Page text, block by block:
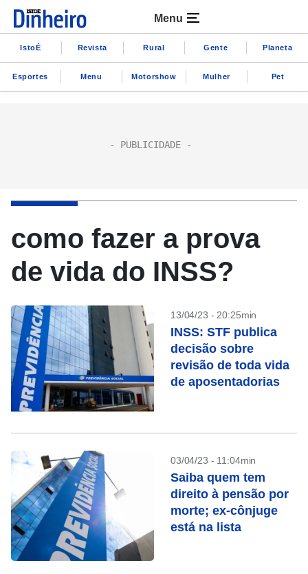
Menu
IstoÉ Revista Rural Gente Planeta
Esportes Menu Motorshow Mulher Pet
como fazer a prova
de vida do INSS?
13/04/23 - 20:25min
INSS: STF publica
decisão sobre
revisão de toda vida
de aposentadorias
03/04/23 - 11:04min
Saiba quem tem
direito à pensão por
morte; ex-cônjuge
está na lista